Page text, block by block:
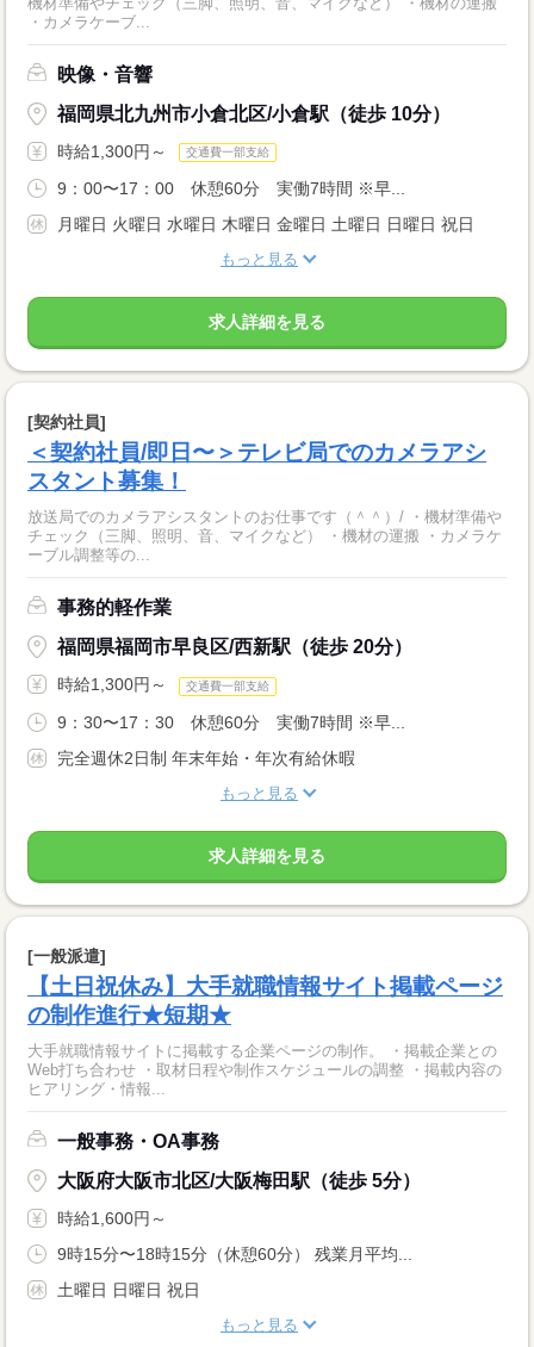
・カメラケーブ...
映像・音響
福岡県北九州市小倉北区/小倉駅（徒歩 10分）
時給1,300円～ 交通費一部支給
9：00〜17：00 休憩60分 実働7時間 ※早...
月曜日 火曜日 水曜日 木曜日 金曜日 土曜日 日曜日 祝日
もっと見る
求人詳細を見る
[契約社員]
＜契約社員/即日〜＞テレビ局でのカメラアシ
スタント募集！
放送局でのカメラアシスタントのお仕事です（＾＾）/ ・機材準備や
チェック（三脚、照明、音、マイクなど） ・機材の運搬 ・カメラケ
ーブル調整等の...
事務的軽作業
福岡県福岡市早良区/西新駅（徒歩 20分）
時給1,300円～ 交通費一部支給
9：30〜17：30 休憩60分 実働7時間 ※早...
完全週休2日制 年末年始・年次有給休暇
もっと見る
求人詳細を見る
[一般派遣]
【土日祝休み】大手就職情報サイト掲載ページ
の制作進行★短期★
大手就職情報サイトに掲載する企業ページの制作。 ・掲載企業との
Web打ち合わせ ・取材日程や制作スケジュールの調整 ・掲載内容の
ヒアリング・情報...
一般事務・OA事務
大阪府大阪市北区/大阪梅田駅（徒歩 5分）
時給1,600円～
9時15分〜18時15分（休憩60分） 残業月平均...
土曜日 日曜日 祝日
もっと見る